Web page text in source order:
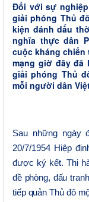
Đối với sự
giải phóng Thủ
kiện đánh dấu
nghĩa thực dân
cuộc kháng
mạng giờ đây đã
giải phóng Thủ
mỗi người dân
Sau những ngày
20/7/1954 Hiệp
được ký kết. Thi
đề phòng, đấu
tiếp quản Thủ đô